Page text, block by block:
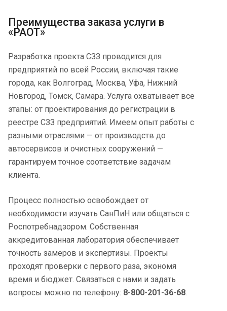
Преимущества заказа услуги в
«РАОТ»
Разработка проекта СЗЗ проводится для
предприятий по всей России, включая такие
города, как Волгоград, Москва, Уфа, Нижний
Новгород, Томск, Самара. Услуга охватывает все
этапы: от проектирования до регистрации в
реестре СЗЗ предприятий. Имеем опыт работы с
разными отраслями — от производств до
автосервисов и очистных сооружений —
гарантируем точное соответствие задачам
клиента.
Процесс полностью освобождает от
необходимости изучать СанПиН или общаться с
Роспотребнадзором. Собственная
аккредитованная лаборатория обеспечивает
точность замеров и экспертизы. Проекты
проходят проверки с первого раза, экономя
время и бюджет. Связаться с нами и задать
вопросы можно по телефону: 8-800-201-36-68.